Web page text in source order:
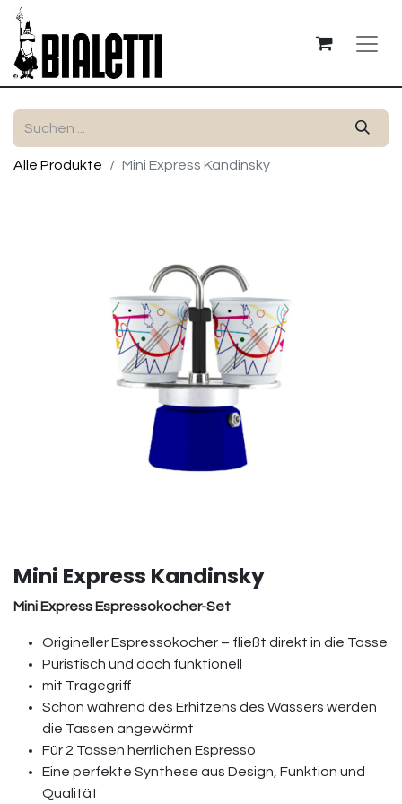
Alle Produkte Mini Express Kandinsky
Mini Express Kandinsky
Mini Express Espressokocher-Set
Origineller Espressokocher – fließt direkt in die Tasse
Puristisch und doch funktionell
mit Tragegriff
Schon während des Erhitzens des Wassers werden
die Tassen angewärmt
Für 2 Tassen herrlichen Espresso
Eine perfekte Synthese aus Design, Funktion und
Qualität